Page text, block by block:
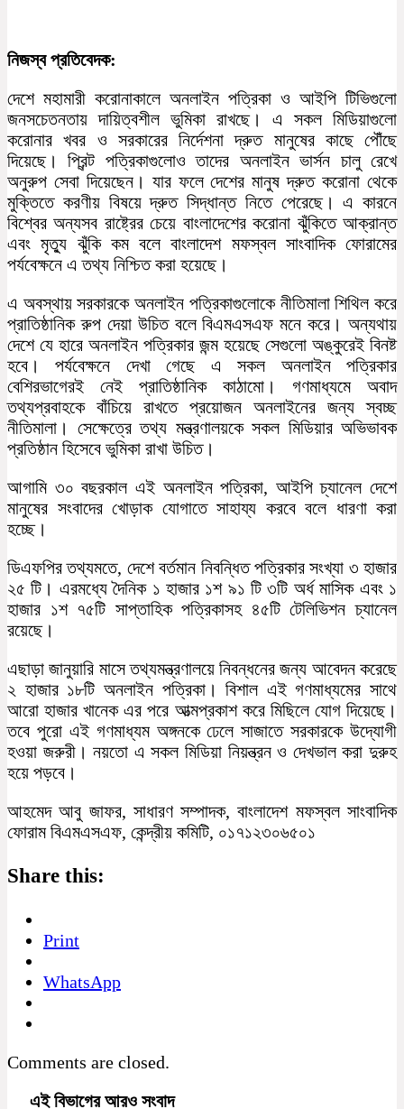
নিজস্ব প্রতিবেদক:
দেশে মহামারী করোনাকালে অনলাইন পত্রিকা ও আইপি টিভিগুলো
জনসচেতনতায় দায়িত্বশীল ভুমিকা রাখছে। এ সকল মিডিয়াগুলো
করোনার খবর ও সরকারের নির্দেশনা দ্রুত মানুষের কাছে পৌঁছে
দিয়েছে। প্রিন্ট পত্রিকাগুলোও তাদের অনলাইন ভার্সন চালু রেখে
অনুরুপ সেবা দিয়েছেন। যার ফলে দেশের মানুষ দ্রুত করোনা থেকে
মুক্তিতে করণীয় বিষয়ে দ্রুত সিদ্ধান্ত নিতে পেরেছে। এ কারনে
বিশ্বের অন্যসব রাষ্ট্রের চেয়ে বাংলাদেশের করোনা ঝুঁকিতে আক্রান্ত
এবং মৃত্যু ঝুঁকি কম বলে বাংলাদেশ মফস্বল সাংবাদিক ফোরামের
পর্যবেক্ষনে এ তথ্য নিশ্চিত করা হয়েছে।
এ অবস্থায় সরকারকে অনলাইন পত্রিকাগুলোকে নীতিমালা শিথিল করে
প্রাতিষ্ঠানিক রুপ দেয়া উচিত বলে বিএমএসএফ মনে করে। অন্যথায়
দেশে যে হারে অনলাইন পত্রিকার জন্ম হয়েছে সেগুলো অঙ্কুরেই বিনষ্ট
হবে। পর্যবেক্ষনে দেখা গেছে এ সকল অনলাইন পত্রিকার
বেশিরভাগেরই নেই প্রাতিষ্ঠানিক কাঠামো। গণমাধ্যমে অবাদ
তথ্যপ্রবাহকে বাঁচিয়ে রাখতে প্রয়োজন অনলাইনের জন্য স্বচ্ছ
নীতিমালা। সেক্ষেত্রে তথ্য মন্ত্রণালয়কে সকল মিডিয়ার অভিভাবক
প্রতিষ্ঠান হিসেবে ভুমিকা রাখা উচিত।
আগামি ৩০ বছরকাল এই অনলাইন পত্রিকা, আইপি চ্যানেল দেশে
মানুষের সংবাদের খোড়াক যোগাতে সাহায্য করবে বলে ধারণা করা
হচ্ছে।
ডিএফপির তথ্যমতে, দেশে বর্তমান নিবন্ধিত পত্রিকার সংখ্যা ৩ হাজার
২৫ টি। এরমধ্যে দৈনিক ১ হাজার ১শ ৯১ টি ৩টি অর্ধ মাসিক এবং ১
হাজার ১শ ৭৫টি সাপ্তাহিক পত্রিকাসহ ৪৫টি টেলিভিশন চ্যানেল
রয়েছে।
এছাড়া জানুয়ারি মাসে তথ্যমন্ত্রণালয়ে নিবন্ধনের জন্য আবেদন করেছে
২ হাজার ১৮টি অনলাইন পত্রিকা। বিশাল এই গণমাধ্যমের সাথে
আরো হাজার খানেক এর পরে আত্মপ্রকাশ করে মিছিলে যোগ দিয়েছে।
তবে পুরো এই গণমাধ্যম অঙ্গনকে ঢেলে সাজাতে সরকারকে উদ্যোগী
হওয়া জরুরী। নয়তো এ সকল মিডিয়া নিয়ন্ত্রন ও দেখভাল করা দুরুহ
হয়ে পড়বে।
আহমেদ আবু জাফর, সাধারণ সম্পাদক, বাংলাদেশ মফস্বল সাংবাদিক
ফোরাম বিএমএসএফ, কেন্দ্রীয় কমিটি, ০১৭১২৩০৬৫০১
Share this:
Print
WhatsApp
Comments are closed.
এই বিভাগের আরও সংবাদ